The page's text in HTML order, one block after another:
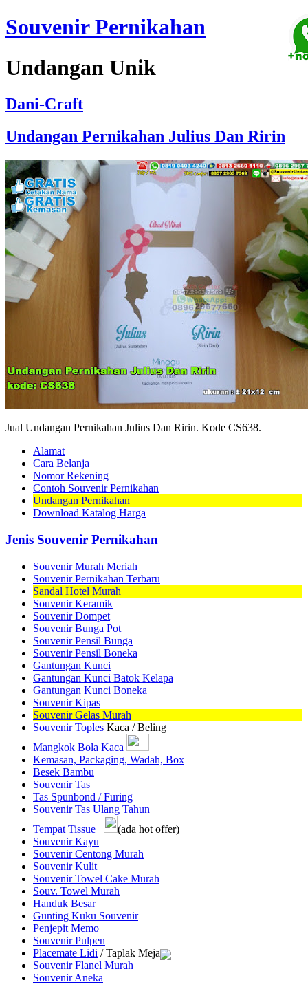
Souvenir Pernikahan
Undangan Unik
Dani-Craft
Undangan Pernikahan Julius Dan Ririn
Jual Undangan Pernikahan Julius Dan Ririn. Kode CS638.
Alamat
Cara Belanja
Nomor Rekening
Contoh Souvenir Pernikahan
Undangan Pernikahan
Download Katalog Harga
Jenis Souvenir Pernikahan
Souvenir Murah Meriah
Souvenir Pernikahan Terbaru
Sandal Hotel Murah
Souvenir Keramik
Souvenir Dompet
Souvenir Bunga Pot
Souvenir Pensil Bunga
Souvenir Pensil Boneka
Gantungan Kunci
Gantungan Kunci Batok Kelapa
Gantungan Kunci Boneka
Souvenir Kipas
Souvenir Gelas Murah
Souvenir Toples Kaca / Beling
Mangkok Bola Kaca
Kemasan, Packaging, Wadah, Box
Besek Bambu
Souvenir Tas
Tas Spunbond / Furing
Souvenir Tas Ulang Tahun
Tempat Tissue
(ada hot offer)
Souvenir Kayu
Souvenir Centong Murah
Souvenir Kulit
Souvenir Towel Cake Murah
Souv. Towel Murah
Handuk Besar
Gunting Kuku Souvenir
Penjepit Memo
Souvenir Pulpen
Placemate Lidi / Taplak Meja
Souvenir Flanel Murah
Souvenir Aneka